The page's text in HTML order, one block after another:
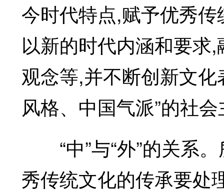
今时代特点,赋予优秀
以新的时代内涵和要求
观念等,并不断创新文
风格、中国气派”的社
“中”与“外”的关系。
秀传统文化的传承要处